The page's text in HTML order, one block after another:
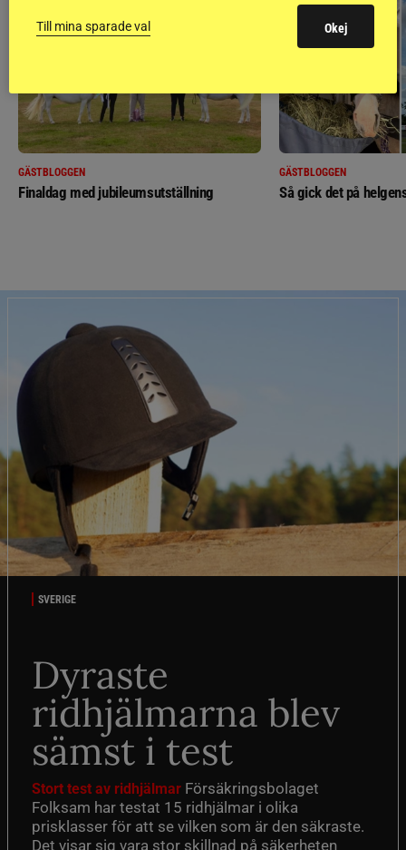
GÄSTBLOGGEN
Finaldag med jubileumsutställning
GÄSTBLOGGEN
Så gick det på
SVERIGE
Dyraste
ridhjälmarna blev
sämst i test
Stort test av ridhjälmar Försäkringsbolaget
Folksam har testat 15 ridhjälmar i olika
prisklasser för att se vilken som är den säkraste.
Det visar sig vara stor skillnad på säkerheten
Till mina sparade val Okej